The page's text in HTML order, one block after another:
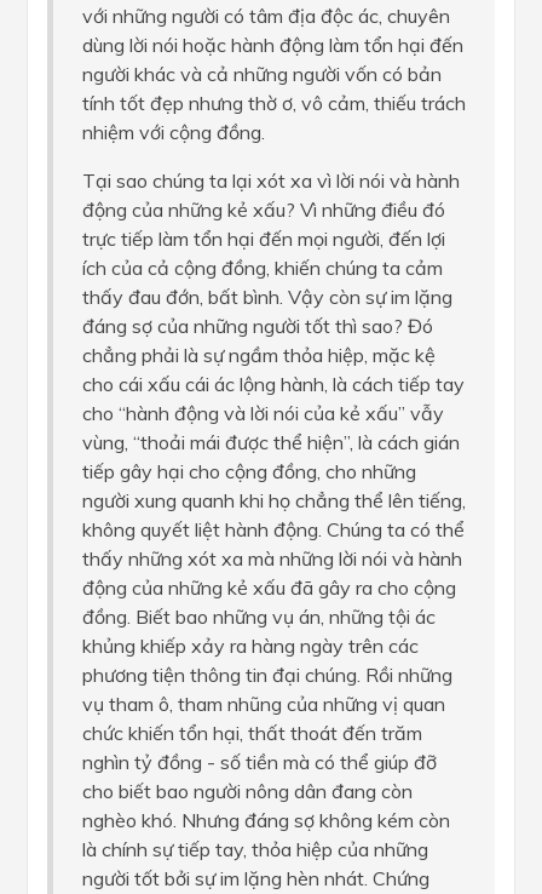
với những người có tâm địa độc ác, chuyên
dùng lời nói hoặc hành động làm tổn hại đến
người khác và cả những người vốn có bản
tính tốt đẹp nhưng thờ ơ, vô cảm, thiếu trách
nhiệm với cộng đồng.
Tại sao chúng ta lại xót xa vì lời nói và hành
động của những kẻ xấu? Vì những điều đó
trực tiếp làm tổn hại đến mọi người, đến lợi
ích của cả cộng đồng, khiến chúng ta cảm
thấy đau đớn, bất bình. Vậy còn sự im lặng
đáng sợ của những người tốt thì sao? Đó
chẳng phải là sự ngầm thỏa hiệp, mặc kệ
cho cái xấu cái ác lộng hành, là cách tiếp tay
cho “hành động và lời nói của kẻ xấu” vẫy
vùng, “thoải mái được thể hiện”, là cách gián
tiếp gây hại cho cộng đồng, cho những
người xung quanh khi họ chẳng thể lên tiếng,
không quyết liệt hành động. Chúng ta có thể
thấy những xót xa mà những lời nói và hành
động của những kẻ xấu đã gây ra cho cộng
đồng. Biết bao những vụ án, những tội ác
khủng khiếp xảy ra hàng ngày trên các
phương tiện thông tin đại chúng. Rồi những
vụ tham ô, tham nhũng của những vị quan
chức khiến tổn hại, thất thoát đến trăm
nghìn tỷ đồng - số tiền mà có thể giúp đỡ
cho biết bao người nông dân đang còn
nghèo khó. Nhưng đáng sợ không kém còn
là chính sự tiếp tay, thỏa hiệp của những
người tốt bởi sự im lặng hèn nhát. Chứng